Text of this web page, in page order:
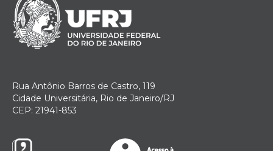
Rua Antônio Barros de Castro, 119
Cidade Universitária, Rio de Janeiro/RJ
CEP: 21941-853